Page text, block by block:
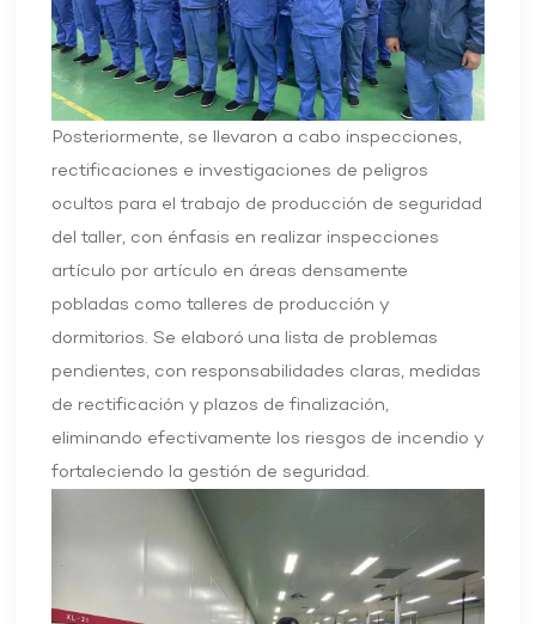
Posteriormente, se llevaron a cabo inspecciones,
rectificaciones e investigaciones de peligros
ocultos para el trabajo de producción de seguridad
del taller, con énfasis en realizar inspecciones
artículo por artículo en áreas densamente
pobladas como talleres de producción y
dormitorios. Se elaboró una lista de problemas
pendientes, con responsabilidades claras, medidas
de rectificación y plazos de finalización,
eliminando efectivamente los riesgos de incendio y
fortaleciendo la gestión de seguridad.